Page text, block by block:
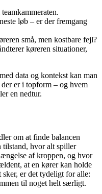
løb – er der fremgang
små, men kostbare fejl?
køreren situationer,
data og kontekst kan man
er i topform – og hvem
en nedtur.
om at finde balancen
tilstand, hvor alt spiller
af kroppen, og hvor
at en kører kan holde
er det tydeligt for alle:
til noget helt særligt.